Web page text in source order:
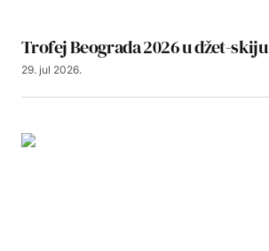
Trofej Beograda 2026 u džet-skiju
29. jul 2026.